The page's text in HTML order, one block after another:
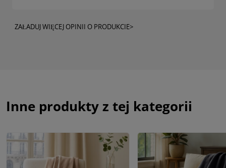
ZAŁADUJ WIĘCEJ OPINII O PRODUKCIE>
Inne produkty z tej kategorii